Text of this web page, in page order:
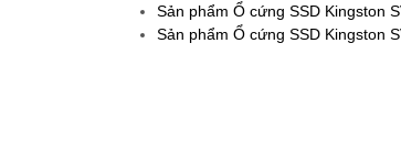
Sản phẩm Ổ cứng SSD Kingston
Sản phẩm Ổ cứng SSD Kingston